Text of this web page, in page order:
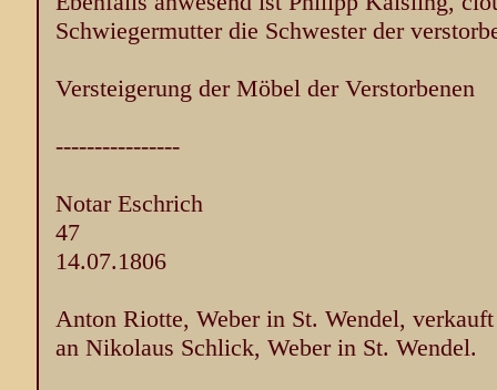
Schwiegermutter die Schwester der
Versteigerung der Möbel der Verstorbenen
----------------
Notar Eschrich
47
14.07.1806
Anton Riotte, Weber in St. Wendel,
an Nikolaus Schlick, Weber in St. Wendel.